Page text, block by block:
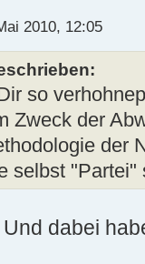
2010, 12:05
so
Zweck der
der
selbst "Partei"
dabei